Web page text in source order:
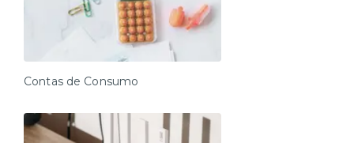
Estacionamento (Uma vaga por apartamento, porém,
como algumas vagas são travadas é necessário
acionar a portaria para que o proprietário do veículo
que está travando possa retirá-lo)
Lavanderia 24h (Andar térreo, serviço pago, produtos
Contas de Consumo